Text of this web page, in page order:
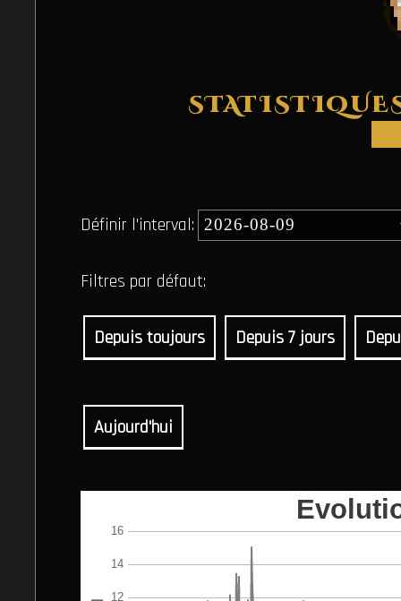
Définir l'interval:
Filtres par défaut:
Depuis toujours Depuis 7 jours
Aujourd'hui